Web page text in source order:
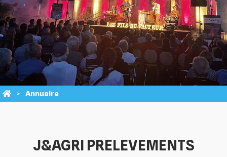
Annuaire
J&AGRI PRELEVEMENTS